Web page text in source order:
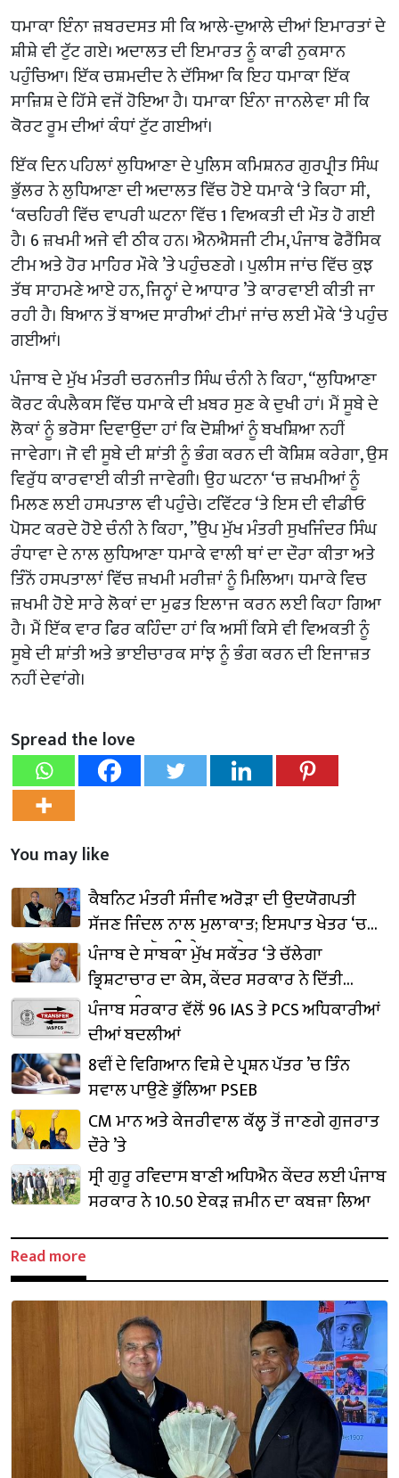
ਧਮਾਕਾ ਇੰਨਾ ਜ਼ਬਰਦਸਤ ਸੀ ਕਿ ਆਲੇ-ਦੁਆਲੇ ਦੀਆਂ ਇਮਾਰਤਾਂ ਦੇ
ਸ਼ੀਸ਼ੇ ਵੀ ਟੁੱਟ ਗਏ। ਅਦਾਲਤ ਦੀ ਇਮਾਰਤ ਨੂੰ ਕਾਫੀ ਨੁਕਸਾਨ
ਪਹੁੰਚਿਆ। ਇੱਕ ਚਸ਼ਮਦੀਦ ਨੇ ਦੱਸਿਆ ਕਿ ਇਹ ਧਮਾਕਾ ਇੱਕ
ਸਾਜ਼ਿਸ਼ ਦੇ ਹਿੱਸੇ ਵਜੋਂ ਹੋਇਆ ਹੈ। ਧਮਾਕਾ ਇੰਨਾ ਜਾਨਲੇਵਾ ਸੀ ਕਿ
ਕੋਰਟ ਰੂਮ ਦੀਆਂ ਕੰਧਾਂ ਟੁੱਟ ਗਈਆਂ।
ਇੱਕ ਦਿਨ ਪਹਿਲਾਂ ਲੁਧਿਆਣਾ ਦੇ ਪੁਲਿਸ ਕਮਿਸ਼ਨਰ ਗੁਰਪ੍ਰੀਤ ਸਿੰਘ
ਭੁੱਲਰ ਨੇ ਲੁਧਿਆਣਾ ਦੀ ਅਦਾਲਤ ਵਿੱਚ ਹੋਏ ਧਮਾਕੇ ‘ਤੇ ਕਿਹਾ ਸੀ,
‘ਕਚਹਿਰੀ ਵਿੱਚ ਵਾਪਰੀ ਘਟਨਾ ਵਿੱਚ 1 ਵਿਅਕਤੀ ਦੀ ਮੌਤ ਹੋ ਗਈ
ਹੈ। 6 ਜ਼ਖਮੀ ਅਜੇ ਵੀ ਠੀਕ ਹਨ। ਐਨਐਸਜੀ ਟੀਮ, ਪੰਜਾਬ ਫੋਰੈਂਸਿਕ
ਟੀਮ ਅਤੇ ਹੋਰ ਮਾਹਿਰ ਮੌਕੇ ’ਤੇ ਪਹੁੰਚਣਗੇ । ਪੁਲੀਸ ਜਾਂਚ ਵਿੱਚ ਕੁਝ
ਤੱਥ ਸਾਹਮਣੇ ਆਏ ਹਨ, ਜਿਨ੍ਹਾਂ ਦੇ ਆਧਾਰ ’ਤੇ ਕਾਰਵਾਈ ਕੀਤੀ ਜਾ
ਰਹੀ ਹੈ। ਬਿਆਨ ਤੋਂ ਬਾਅਦ ਸਾਰੀਆਂ ਟੀਮਾਂ ਜਾਂਚ ਲਈ ਮੌਕੇ ‘ਤੇ ਪਹੁੰਚ
ਗਈਆਂ।
ਪੰਜਾਬ ਦੇ ਮੁੱਖ ਮੰਤਰੀ ਚਰਨਜੀਤ ਸਿੰਘ ਚੰਨੀ ਨੇ ਕਿਹਾ, “ਲੁਧਿਆਣਾ
ਕੋਰਟ ਕੰਪਲੈਕਸ ਵਿੱਚ ਧਮਾਕੇ ਦੀ ਖ਼ਬਰ ਸੁਣ ਕੇ ਦੁਖੀ ਹਾਂ। ਮੈਂ ਸੂਬੇ ਦੇ
ਲੋਕਾਂ ਨੂੰ ਭਰੋਸਾ ਦਿਵਾਉਂਦਾ ਹਾਂ ਕਿ ਦੋਸ਼ੀਆਂ ਨੂੰ ਬਖਸ਼ਿਆ ਨਹੀਂ
ਜਾਵੇਗਾ। ਜੋ ਵੀ ਸੂਬੇ ਦੀ ਸ਼ਾਂਤੀ ਨੂੰ ਭੰਗ ਕਰਨ ਦੀ ਕੋਸ਼ਿਸ਼ ਕਰੇਗਾ, ਉਸ
ਵਿਰੁੱਧ ਕਾਰਵਾਈ ਕੀਤੀ ਜਾਵੇਗੀ। ਉਹ ਘਟਨਾ ‘ਚ ਜ਼ਖਮੀਆਂ ਨੂੰ
ਮਿਲਣ ਲਈ ਹਸਪਤਾਲ ਵੀ ਪਹੁੰਚੇ। ਟਵਿੱਟਰ ‘ਤੇ ਇਸ ਦੀ ਵੀਡੀਓ
ਪੋਸਟ ਕਰਦੇ ਹੋਏ ਚੰਨੀ ਨੇ ਕਿਹਾ, ”ਉਪ ਮੁੱਖ ਮੰਤਰੀ ਸੁਖਜਿੰਦਰ ਸਿੰਘ
ਰੰਧਾਵਾ ਦੇ ਨਾਲ ਲੁਧਿਆਣਾ ਧਮਾਕੇ ਵਾਲੀ ਥਾਂ ਦਾ ਦੌਰਾ ਕੀਤਾ ਅਤੇ
ਤਿੰਨੋਂ ਹਸਪਤਾਲਾਂ ਵਿੱਚ ਜ਼ਖਮੀ ਮਰੀਜ਼ਾਂ ਨੂੰ ਮਿਲਿਆ। ਧਮਾਕੇ ਵਿਚ
ਜ਼ਖਮੀ ਹੋਏ ਸਾਰੇ ਲੋਕਾਂ ਦਾ ਮੁਫਤ ਇਲਾਜ ਕਰਨ ਲਈ ਕਿਹਾ ਗਿਆ
ਹੈ। ਮੈਂ ਇੱਕ ਵਾਰ ਫਿਰ ਕਹਿੰਦਾ ਹਾਂ ਕਿ ਅਸੀਂ ਕਿਸੇ ਵੀ ਵਿਅਕਤੀ ਨੂੰ
ਸੂਬੇ ਦੀ ਸ਼ਾਂਤੀ ਅਤੇ ਭਾਈਚਾਰਕ ਸਾਂਝ ਨੂੰ ਭੰਗ ਕਰਨ ਦੀ ਇਜਾਜ਼ਤ
ਨਹੀਂ ਦੇਵਾਂਗੇ।
Spread the love
You may like
ਕੈਬਨਿਟ ਮੰਤਰੀ ਸੰਜੀਵ ਅਰੋੜਾ ਦੀ ਉਦਯੋਗਪਤੀ
ਸੱਜਣ ਜਿੰਦਲ ਨਾਲ ਮੁਲਾਕਾਤ; ਇਸਪਾਤ ਖੇਤਰ ‘ਚ
₹1,500 ਕਰੋੜ ਨਿਵੇਸ਼ ਦਾ ਐਲਾਨ
ਪੰਜਾਬ ਦੇ ਸਾਬਕਾ ਮੁੱਖ ਸਕੱਤਰ ‘ਤੇ ਚੱਲੇਗਾ
ਭ੍ਰਿਸ਼ਟਾਚਾਰ ਦਾ ਕੇਸ, ਕੇਂਦਰ ਸਰਕਾਰ ਨੇ ਦਿੱਤੀ
ਪ੍ਰਵਾਨਗੀ
ਪੰਜਾਬ ਸਰਕਾਰ ਵੱਲੋਂ 96 IAS ਤੇ PCS ਅਧਿਕਾਰੀਆਂ
ਦੀਆਂ ਬਦਲੀਆਂ
8ਵੀਂ ਦੇ ਵਿਗਿਆਨ ਵਿਸ਼ੇ ਦੇ ਪ੍ਰਸ਼ਨ ਪੱਤਰ ’ਚ ਤਿੰਨ
ਸਵਾਲ ਪਾਉਣੇ ਭੁੱਲਿਆ PSEB
CM ਮਾਨ ਅਤੇ ਕੇਜਰੀਵਾਲ ਕੱਲ੍ਹ ਤੋਂ ਜਾਣਗੇ ਗੁਜਰਾਤ
ਦੌਰੇ ’ਤੇ
ਸ੍ਰੀ ਗੁਰੂ ਰਵਿਦਾਸ ਬਾਣੀ ਅਧਿਐਨ ਕੇਂਦਰ ਲਈ ਪੰਜਾਬ
ਸਰਕਾਰ ਨੇ 10.50 ਏਕੜ ਜ਼ਮੀਨ ਦਾ ਕਬਜ਼ਾ ਲਿਆ
Read more